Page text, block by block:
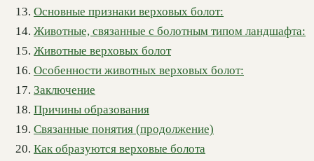
Основные признаки верховых болот:
Животные, связанные с болотным типом ландшафта:
Животные верховых болот
Особенности животных верховых болот:
Заключение
Причины образования
Связанные понятия (продолжение)
Как образуются верховые болота